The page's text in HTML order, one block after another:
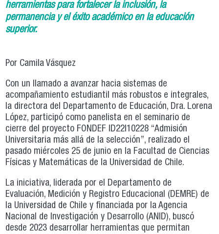
herramientas para fortalecer la inclusión, la
permanencia y el éxito académico en la educación
superior.
Por Camila Vásquez
Con un llamado a avanzar hacia sistemas de
acompañamiento estudiantil más robustos e integrales,
la directora del Departamento de Educación, Dra. Lorena
López, participó como panelista en el seminario de
cierre del proyecto FONDEF ID22I10228 “Admisión
Universitaria más allá de la selección”, realizado el
pasado miércoles 25 de junio en la Facultad de Ciencias
Físicas y Matemáticas de la Universidad de Chile.
La iniciativa, liderada por el Departamento de
Evaluación, Medición y Registro Educacional (DEMRE) de
la Universidad de Chile y financiada por la Agencia
Nacional de Investigación y Desarrollo (ANID), buscó
desde 2023 desarrollar herramientas que permitan